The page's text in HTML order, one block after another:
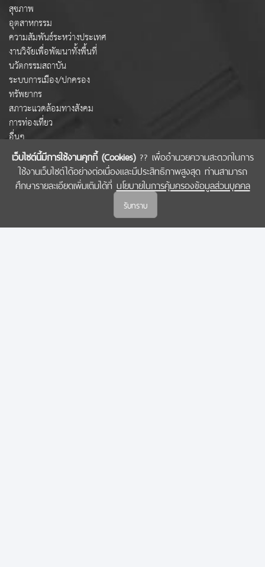
เว็บไซต์นี้มีการใช้งานคุกกี้ (Cookies)?? เพื่ออำนวยความสะดวกในการ
ใช้งานเว็บไซต์ได้อย่างต่อเนื่องและมีประสิทธิภาพสูงสุด ท่านสามารถ
ศึกษารายละเอียดเพิ่มเติมได้ที่ นโยบายในการคุ้มครองข้อมูลส่วนบุคคล
รับทราบ
สุขภาพ
อุตสาหกรรม
ความสัมพันธ์ระหว่างประเทศ
งานวิจัยเพื่อพัฒนาทั้งพื้นที่
นวัตกรรมสถาบัน
ระบบการเมือง/ปกครอง
ทรัพยากร
สภาวะแวดล้อมทางสังคม
การท่องเที่ยว
อื่นๆ
COPYRIGHT © 2022 สำนักงานคณะกรรมการส่งเสริมวิทยาศาสตร์ วิจัยและนวัตกรรม
(สกสว.)
นโยบายในการคุ้มครองข้อมูลส่วนบุคคล